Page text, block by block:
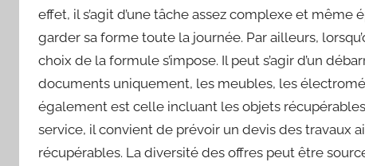
effet, il s’agit d’une tâche assez complexe et
garder sa forme toute la journée. Par ailleurs,
choix de la formule s’impose. Il peut s’agir d’un
documents uniquement, les meubles, les
également est celle incluant les objets
service, il convient de prévoir un devis des travaux
récupérables. La diversité des offres peut être